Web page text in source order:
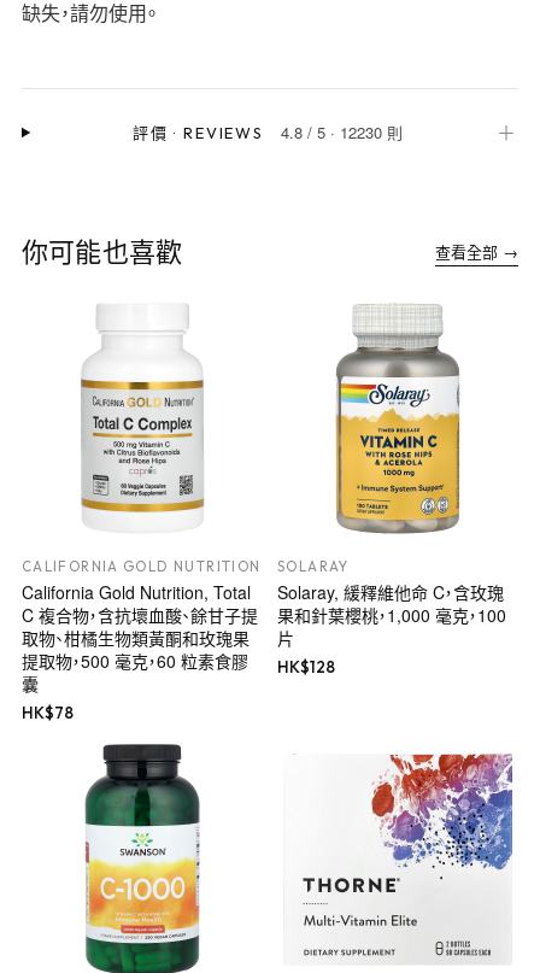
缺失，請勿使用。
評價 ·REVIEWS 4.8/ 5· 12230 則 ＋
你可能也喜歡 查看全部 →
CALIFORNIA GOLD NUTRITION
California Gold Nutrition, Total
C 複合物，含抗壞血酸、餘甘子提
取物、柑橘生物類黃酮和玫瑰果
提取物，500 毫克，60 粒素食膠
囊
HK$78
SOLARAY
Solaray, 緩釋維他命 C，含玫瑰
果和針葉櫻桃，1,000 毫克，100
片
HK$128